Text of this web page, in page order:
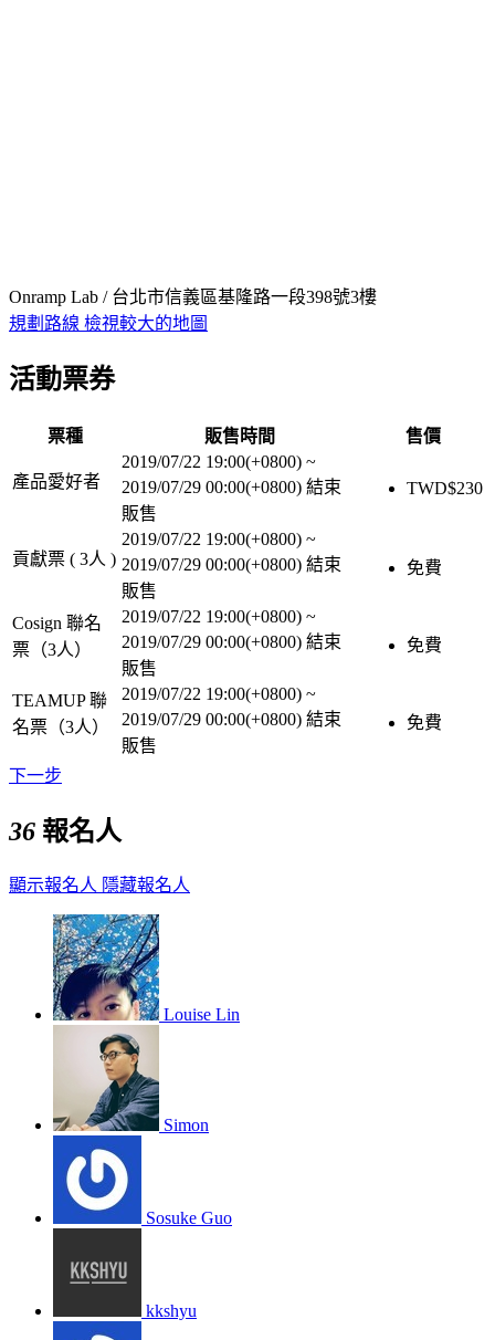
Onramp Lab / 台北市信義區基隆路一段398號3樓
規劃路線 檢視較大的地圖
活動票券
票種 販售時間 售價
產品愛好者
2019/07/22 19:00(+0800) ~
2019/07/29 00:00(+0800) 結束
販售
TWD$230
貢獻票 ( 3人 )
2019/07/22 19:00(+0800) ~
2019/07/29 00:00(+0800) 結束
販售
免費
Cosign 聯名
票（3人）
2019/07/22 19:00(+0800) ~
2019/07/29 00:00(+0800) 結束
販售
免費
TEAMUP 聯
名票（3人）
2019/07/22 19:00(+0800) ~
2019/07/29 00:00(+0800) 結束
販售
免費
下一步
36 報名人
顯示報名人 隱藏報名人
Louise Lin
Simon
Sosuke Guo
kkshyu